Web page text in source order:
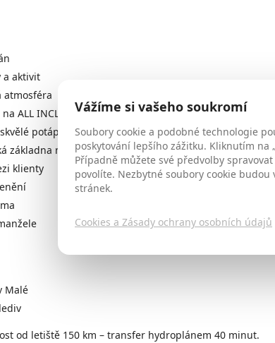
a aktivit
atmosféra
ALL INCLUSIVE Plus nebo ALL INCLUSIVE Gold
potápění
základna na Maledivách
klienty
Malé
od letiště 150 km – transfer hydroplánem 40 minut.
Vážíme si vašeho soukromí
Soubory cookie a podobné technologie
poskytování lepšího zážitku. Kliknutím na
Případně můžete své předvolby
povolíte. Nezbytné soubory cookie
stránek.
Cookies a Zásady ochrany osobních údajů